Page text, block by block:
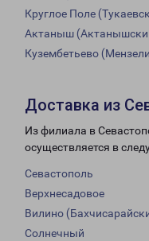
Круглое Поле
Актаныш
Кузембетьево
Доставка из
Из филиала в
осуществляется в
Севастополь
Верхнесадовое
Вилино
Солнечный